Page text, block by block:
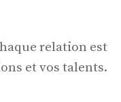
relation est
et vos talents.